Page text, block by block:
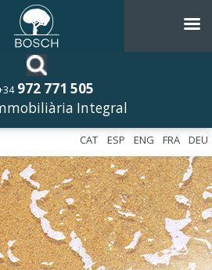
972 771 505
Integral
DEU
FRA
ENG
ESP
CAT